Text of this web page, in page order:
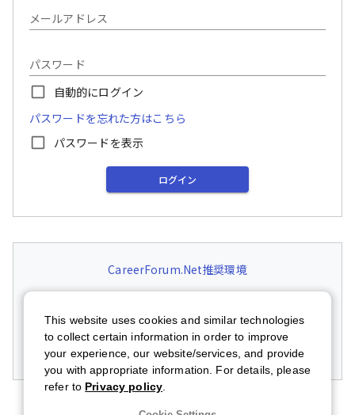
メールアドレス
パスワード
自動的にログイン
パスワードを忘れた方はこちら
パスワードを表示
ログイン
CareerForum.Net推奨環境
Firefox または Google Chrome 最新版のブラウザでのご利用を推奨し
Google Chrome
最新版ダウンロード
Mozilla Firefox
最新版ダウンロード
This website uses cookies and similar technologies
to collect certain information in order to improve
your experience, our website/services, and provide
you with appropriate information. For details, please
refer to Privacy policy